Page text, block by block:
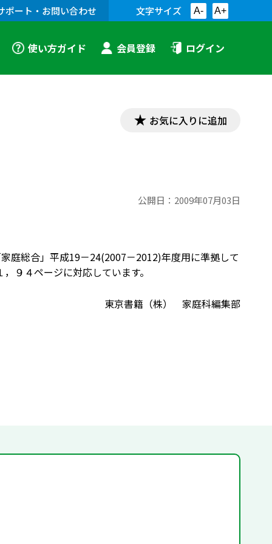
ポート・お問い合わせ 文字サイズ A- A+
使い方ガイド 会員登録 ログイン
お気に入りに追加
公開日： 2009年07月03日
庭総合」平成19－24(2007－2012)年度用に準拠して
９４ページに対応しています。
東京書籍（株） 家庭科編集部